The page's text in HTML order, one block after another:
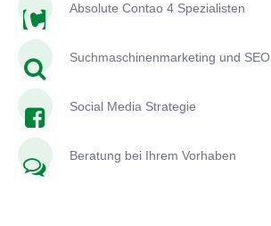
Absolute Contao 4 Spezialisten
Suchmaschinenmarketing und SEO
Social Media Strategie
Beratung bei Ihrem Vorhaben